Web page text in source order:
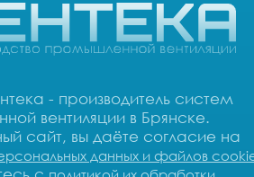
- производитель систем
вентиляции в Брянске.
сайт, вы даёте согласие на
данных и файлов